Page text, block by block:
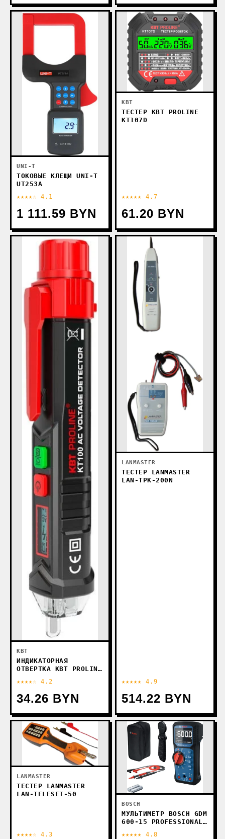
UNI-T
ТОКОВЫЕ КЛЕЩИ UNI-T
UT253A
★★★★☆ 4.1
1 111.59 BYN
КВТ
ТЕСТЕР КВТ PROLINE
КТ107D
★★★★★ 4.7
61.20 BYN
КВТ
ИНДИКАТОРНАЯ
ОТВЕРТКА КВТ PROLINE
★★★★☆ 4.2
34.26 BYN
LANMASTER
ТЕСТЕР LANMASTER
LAN-TPK-200N
★★★★★ 4.9
514.22 BYN
LANMASTER
ТЕСТЕР LANMASTER
LAN-TELESET-50
★★★★☆ 4.3
BOSCH
МУЛЬТИМЕТР BOSCH GDM
600-15 PROFESSIONAL
★★★★★ 4.8